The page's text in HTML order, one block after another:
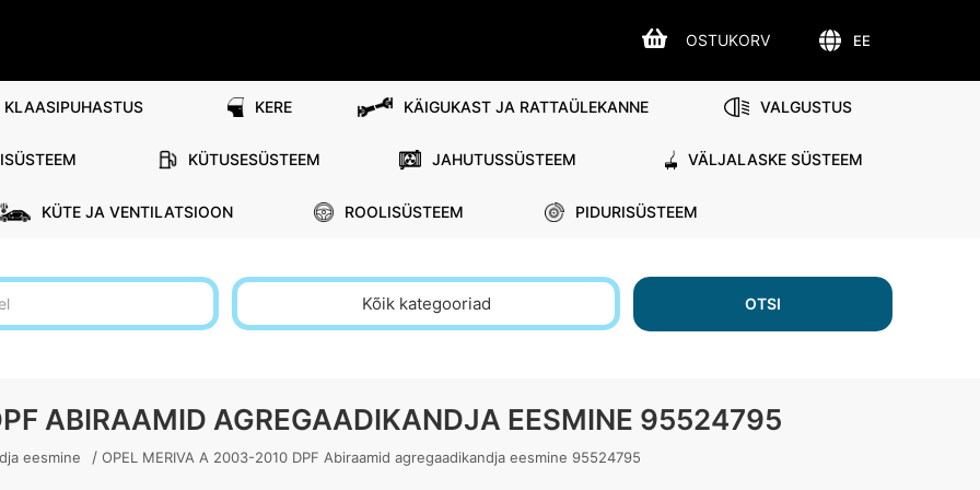
KLAASIPUHASTUS KERE KÄIGUKAST JA RATTAÜLEKANNE VALGUSTUS
KÜTUSESÜSTEEM JAHUTUSSÜSTEEM VÄLJALASKE SÜSTEEM
KÜTE JA VENTILATSIOON ROOLISÜSTEEM PIDURISÜSTEEM
Kõik kategooriad OTSI
ABIRAAMID AGREGAADIKANDJA EESMINE 95524795
eesmine / OPEL MERIVA A 2003-2010 DPF Abiraamid agregaadikandja eesmine 95524795
EE
OSTUKORV